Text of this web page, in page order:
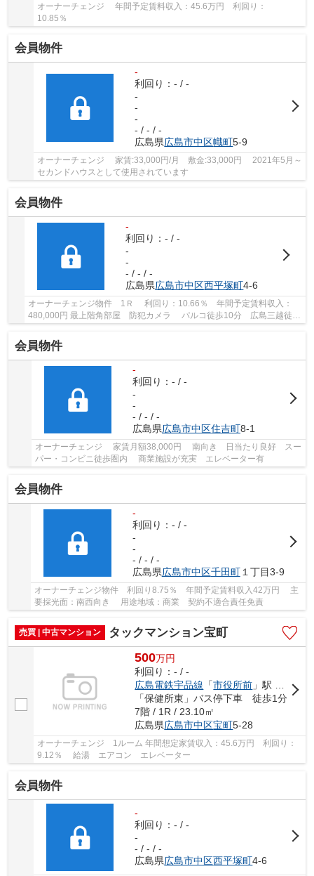
オーナーチェンジ 年間予定賃料収入：45.6万円 利回り：
10.85％
会員物件
-
利回り：- / -
-
-
-
- / - / -
広島県広島市中区幟町5-9
オーナーチェンジ 家賃:33,000円/月 敷金:33,000円 2021年5月～
セカンドハウスとして使用されています
会員物件
-
利回り：- / -
-
-
- / - / -
広島県広島市中区西平塚町4-6
オーナーチェンジ物件 1Ｒ 利回り：10.66％ 年間予定賃料収入：
480,000円 最上階角部屋 防犯カメラ パルコ徒歩10分 広島三越徒歩
会員物件
-
利回り：- / -
-
-
- / - / -
広島県広島市中区住吉町8-1
オーナーチェンジ 家賃月額38,000円 南向き 日当たり良好 スー
パー・コンビニ徒歩圏内 商業施設が充実 エレベーター有
会員物件
-
利回り：- / -
-
-
- / - / -
広島県広島市中区千田町１丁目3-9
オーナーチェンジ物件 利回り8.75％ 年間予定賃料収入42万円 主
要採光面：南西向き 用途地域：商業 契約不適合責任免責
売買 | 中古マンション タックマンション宝町
500万円
利回り：- / -
広島電鉄宇品線 「市役所前 」駅 徒歩12分
「保健所東」バス停下車 徒歩1分
7階 / 1R / 23.10㎡
広島県広島市中区宝町5-28
オーナーチェンジ 1ルーム 年間想定家賃収入：45.6万円 利回り：
9.12％ 給湯 エアコン エレベーター
会員物件
-
利回り：- / -
-
- / - / -
広島県広島市中区西平塚町4-6